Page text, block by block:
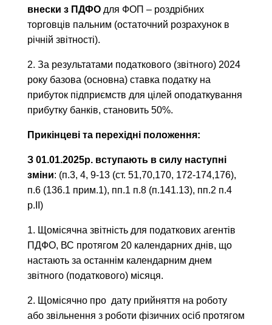
внески з ПДФОдля ФОП – роздрібних
торговців пальним (остаточний розрахунок в
річній звітності).
2. За результатами податкового (звітного) 2024
року базова (основна) ставка податку на
прибуток підприємств для цілей оподаткування
прибутку банків, становить 50%.
Прикінцеві та перехідні положення:
З 01.01.2025р. вступають в силу наступні
зміни: (п.3, 4, 9-13 (ст. 51,70,170, 172-174,176),
п.6 (136.1 прим.1), пп.1 п.8 (п.141.13), пп.2 п.4
р.ІІ)
1. Щомісячна звітність для податкових агентів
ПДФО, ВС протягом 20 календарних днів, що
настають за останнім календарним днем
звітного (податкового) місяця.
2. Щомісячно про дату прийняття на роботу
або звільнення з роботи фізичних осіб протягом